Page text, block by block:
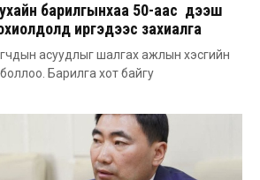
барилгынхаа 50-аас дээш
иргэдээс захиалга
асуудлыг шалгах ажлын хэсгийн
Барилга хот байгу